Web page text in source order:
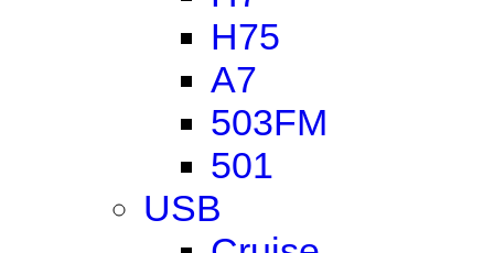
H75
A7
503FM
501
USB